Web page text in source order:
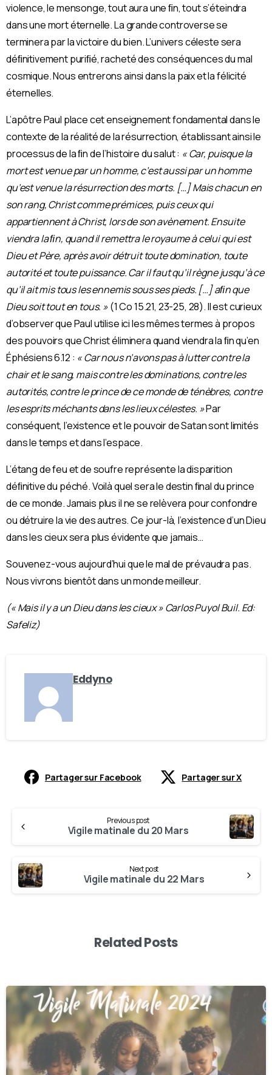
violence, le mensonge, tout aura une ﬁn, tout s’éteindra
dans une mort éternelle. La grande controverse se
terminera par la victoire du bien. L’univers céleste sera
déﬁnitivement puriﬁé, racheté des conséquences du mal
cosmique. Nous entrerons ainsi dans la paix et la félicité
éternelles.
L’apôtre Paul place cet enseignement fondamental dans le
contexte de la réalité de la résurrection, établissant ainsi le
processus de la ﬁn de l’histoire du salut : « Car, puisque la
mort est venue par un homme, c’est aussi par un homme
qu’est venue la résurrection des morts. […] Mais chacun en
son rang, Christ comme prémices, puis ceux qui
appartiennent à Christ, lors de son avènement. Ensuite
viendra la ﬁn, quand il remettra le royaume à celui qui est
Dieu et Père, après avoir détruit toute domination, toute
autorité et toute puissance. Car il faut qu’il règne jusqu’à ce
qu’il ait mis tous les ennemis sous ses pieds. […] aﬁn que
Dieu soit tout en tous. »(1 Co 15.21, 23-25, 28). Il est curieux
d’observer que Paul utilise ici les mêmes termes à propos
des pouvoirs que Christ éliminera quand viendra la ﬁn qu’en
Éphésiens 6.12 : « Car nous n’avons pas à lutter contre la
chair et le sang, mais contre les dominations, contre les
autorités, contre le prince de ce monde de ténèbres, contre
les esprits méchants dans les lieux célestes. »Par
conséquent, l’existence et le pouvoir de Satan sont limités
dans le temps et dans l’espace.
L’étang de feu et de soufre représente la disparition
déﬁnitive du péché. Voilà quel sera le destin ﬁnal du prince
de ce monde. Jamais plus il ne se relèvera pour confondre
ou détruire la vie des autres. Ce jour-là, l’existence d’un Dieu
dans les cieux sera plus évidente que jamais…
Souvenez-vous aujourd’hui que le mal de prévaudra pas.
Nous vivrons bientôt dans un monde meilleur.
(« Mais il y a un Dieu dans les cieux » Carlos Puyol Buil. Ed:
Safeliz)
Eddyno
Partager sur Facebook Partager sur X
Previous post
Vigile matinale du 20 Mars
Next post
Vigile matinale du 22 Mars
Related Posts